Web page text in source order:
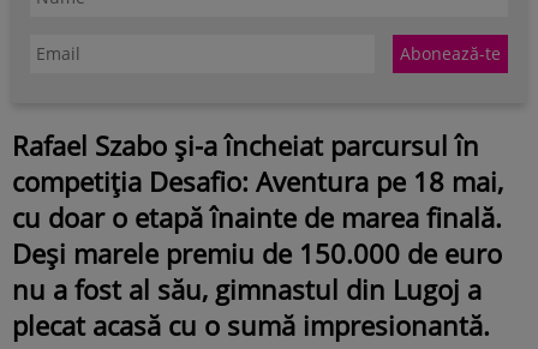
Rafael Szabo și-a încheiat parcursul în
competiția Desafio: Aventura pe 18 mai,
cu doar o etapă înainte de marea finală.
Deși marele premiu de 150.000 de euro
nu a fost al său, gimnastul din Lugoj a
plecat acasă cu o sumă impresionantă.